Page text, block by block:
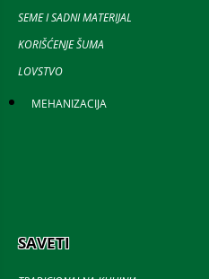
SEME I SADNI MATERIJAL
KORIŠĆENJE ŠUMA
LOVSTVO
MEHANIZACIJA
SAVETI